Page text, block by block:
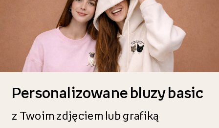
Personalizowane bluzy basic
z Twoim zdjęciem lub grafiką